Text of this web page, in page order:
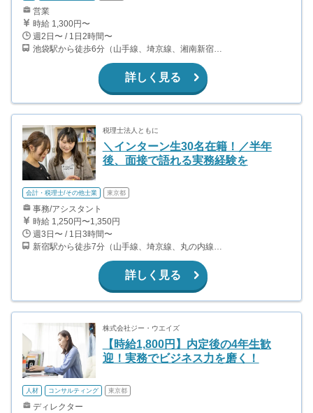
営業
時給 1,300円〜
週2日〜 / 1日2時間〜
池袋駅から徒歩6分（山手線、埼京線、湘南新宿ライン、有楽町線、ほか） 東池袋駅から徒歩3分（有楽町線） 都電雑司ヶ谷駅から徒歩5分（都電荒川線） 雑司ヶ谷駅から徒歩10分（副都心線）
詳しく見る
税理士法人ともに
＼インターン生30名在籍！／半年
後、面接で語れる実務経験を
会計・税理士/その他士業 東京都
事務/アシスタント
時給 1,250円〜1,350円
週3日〜 / 1日3時間〜
新宿駅から徒歩7分（山手線、埼京線、丸の内線、大江戸線、ほか） 新宿西口駅から徒歩5分(都営大江戸線) 西武新宿駅から徒歩5分(西武新宿線)
詳しく見る
株式会社ジー・ウエイズ
【時給1,800円】内定後の4年生歓
迎！実務でビジネス力を磨く！
人材 コンサルティング 東京都
ディレクター